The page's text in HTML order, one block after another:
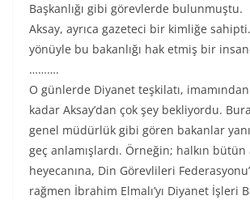
Başkanlığı gibi görevlerde bulunmuştu.
Aksay, ayrıca gazeteci bir kimliğe
yönüyle bu bakanlığı hak etmiş bir
……….
O günlerde Diyanet teşkilatı, imamından
kadar Aksay’dan çok şey bekliyordu.
genel müdürlük gibi gören bakanlar
geç anlamışlardı. Örneğin; halkın bütün
heyecanına, Din Görevlileri
rağmen İbrahim Elmalı’yı Diyanet İşleri